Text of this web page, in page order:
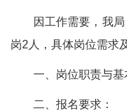
因工作需要，我
岗2人，具体岗位需求
一、岗位职责与
二、报名要求：